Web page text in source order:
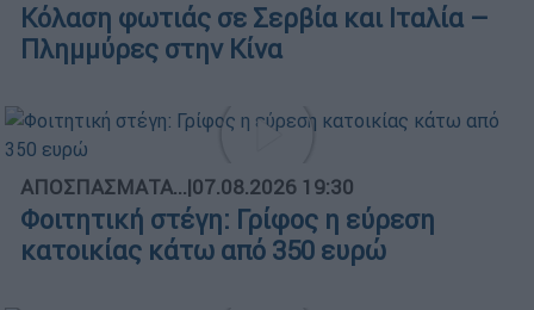
Κόλαση φωτιάς σε Σερβία και Ιταλία –
Πλημμύρες στην Κίνα
ΑΠΟΣΠΑΣΜΑΤΑ...|07.08.2026 19:30
Φοιτητική στέγη: Γρίφος η εύρεση
κατοικίας κάτω από 350 ευρώ